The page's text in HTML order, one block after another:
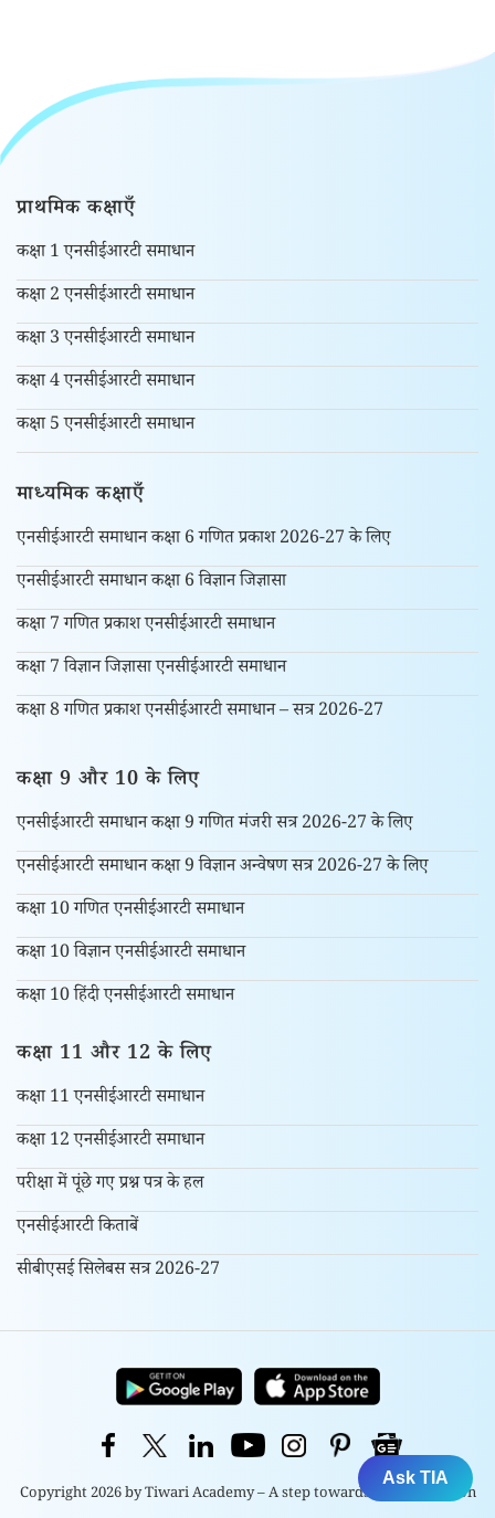
प्राथमिक कक्षाएँ
कक्षा 1 एनसीईआरटी समाधान
कक्षा 2 एनसीईआरटी समाधान
कक्षा 3 एनसीईआरटी समाधान
कक्षा 4 एनसीईआरटी समाधान
कक्षा 5 एनसीईआरटी समाधान
माध्यमिक कक्षाएँ
एनसीईआरटी समाधान कक्षा 6 गणित प्रकाश 2026-27 के लिए
एनसीईआरटी समाधान कक्षा 6 विज्ञान जिज्ञासा
कक्षा 7 गणित प्रकाश एनसीईआरटी समाधान
कक्षा 7 विज्ञान जिज्ञासा एनसीईआरटी समाधान
कक्षा 8 गणित प्रकाश एनसीईआरटी समाधान – सत्र 2026-27
कक्षा 9 और 10 के लिए
एनसीईआरटी समाधान कक्षा 9 गणित मंजरी सत्र 2026-27 के लिए
एनसीईआरटी समाधान कक्षा 9 विज्ञान अन्वेषण सत्र 2026-27 के लिए
कक्षा 10 गणित एनसीईआरटी समाधान
कक्षा 10 विज्ञान एनसीईआरटी समाधान
कक्षा 10 हिंदी एनसीईआरटी समाधान
कक्षा 11 और 12 के लिए
कक्षा 11 एनसीईआरटी समाधान
कक्षा 12 एनसीईआरटी समाधान
परीक्षा में पूंछे गए प्रश्न पत्र के हल
एनसीईआरटी किताबें
सीबीएसई सिलेबस सत्र 2026-27
Copyright 2026 by Tiwari Academy – A step towards Free Education
Ask TIA